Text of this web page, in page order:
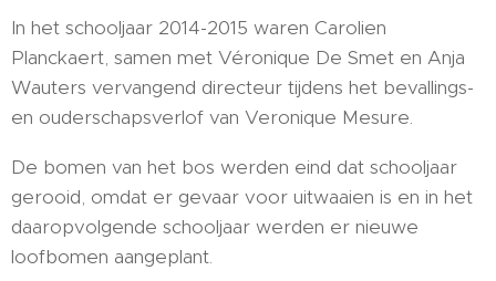
In het schooljaar 2014-2015 waren Carolien
Planckaert, samen met Véronique De Smet en Anja
Wauters vervangend directeur tijdens het bevallings-
en ouderschapsverlof van Veronique Mesure.
De bomen van het bos werden eind dat schooljaar
gerooid, omdat er gevaar voor uitwaaien is en in het
daaropvolgende schooljaar werden er nieuwe
loofbomen aangeplant.